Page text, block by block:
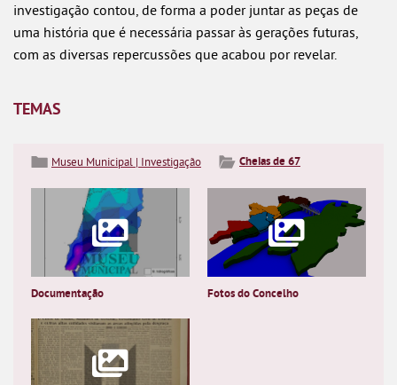
investigação contou, de forma a poder juntar as peças de
uma história que é necessária passar às gerações futuras,
com as diversas repercussões que acabou por revelar.
TEMAS
Museu Municipal | Investigação Cheias de 67
Documentação Fotos do Concelho